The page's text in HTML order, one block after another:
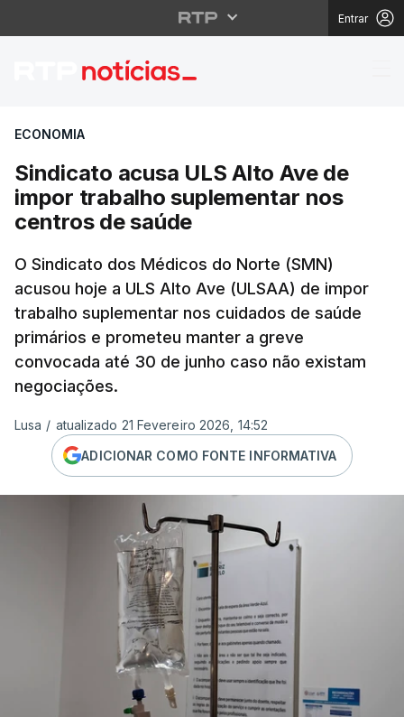
Entrar
Sindicato acusa ULS
ECONOMIA
Sindicato acusa ULS Alto Ave de
impor trabalho suplementar nos
centros de saúde
O Sindicato dos Médicos do Norte (SMN)
acusou hoje a ULS Alto Ave (ULSAA) de impor
trabalho suplementar nos cuidados de saúde
primários e prometeu manter a greve
convocada até 30 de junho caso não existam
negociações.
Lusa / atualizado 21 Fevereiro 2026, 14:52
ADICIONAR COMO FONTE INFORMATIVA